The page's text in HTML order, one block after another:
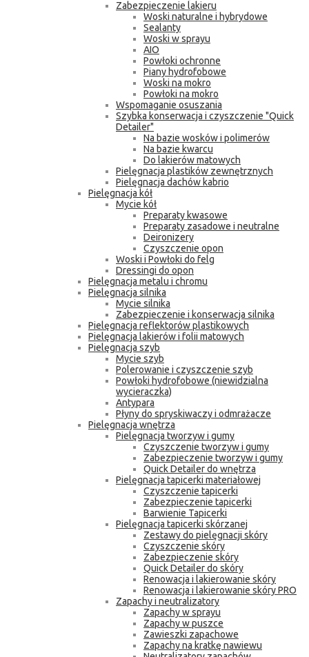
Zabezpieczenie lakieru
Woski naturalne i hybrydowe
Sealanty
Woski w sprayu
AIO
Powłoki ochronne
Piany hydrofobowe
Woski na mokro
Powłoki na mokro
Wspomaganie osuszania
Szybka konserwacja i czyszczenie "Quick
Detailer"
Na bazie wosków i polimerów
Na bazie kwarcu
Do lakierów matowych
Pielęgnacja plastików zewnętrznych
Pielęgnacja dachów kabrio
Pielęgnacja kół
Mycie kół
Preparaty kwasowe
Preparaty zasadowe i neutralne
Deironizery
Czyszczenie opon
Woski i Powłoki do felg
Dressingi do opon
Pielęgnacja metalu i chromu
Pielęgnacja silnika
Mycie silnika
Zabezpieczenie i konserwacja silnika
Pielęgnacja reflektorów plastikowych
Pielęgnacja lakierów i folii matowych
Pielęgnacja szyb
Mycie szyb
Polerowanie i czyszczenie szyb
Powłoki hydrofobowe (niewidzialna
wycieraczka)
Antypara
Płyny do spryskiwaczy i odmrażacze
Pielęgnacja wnętrza
Pielęgnacja tworzyw i gumy
Czyszczenie tworzyw i gumy
Zabezpieczenie tworzyw i gumy
Quick Detailer do wnętrza
Pielęgnacja tapicerki materiałowej
Czyszczenie tapicerki
Zabezpieczenie tapicerki
Barwienie Tapicerki
Pielęgnacja tapicerki skórzanej
Zestawy do pielęgnacji skóry
Czyszczenie skóry
Zabezpieczenie skóry
Quick Detailer do skóry
Renowacja i lakierowanie skóry
Renowacja i lakierowanie skóry PRO
Zapachy i neutralizatory
Zapachy w sprayu
Zapachy w puszce
Zawieszki zapachowe
Zapachy na kratkę nawiewu